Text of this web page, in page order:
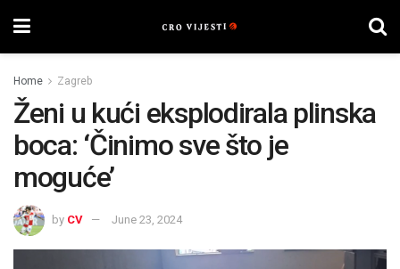
Home Zagreb
Ženi u kući eksplodirala plinska
boca: ‘Činimo sve što je
moguće’
by CV June 23, 2024